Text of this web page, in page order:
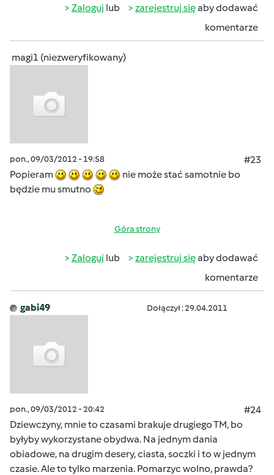
Zaloguj lub zarejestruj sięaby dodawać
komentarze
magi1 (niezweryfikowany)
pon., 09/03/2012 - 19:58
#23
Popieram
nie może stać samotnie bo
będzie mu smutno
Góra strony
Zaloguj lub zarejestruj sięaby dodawać
komentarze
gabi49 Dołączył : 29.04.2011
pon., 09/03/2012 - 20:42
#24
Dziewczyny, mnie to czasami brakuje drugiego TM, bo
byłyby wykorzystane obydwa. Na jednym dania
obiadowe, na drugim desery, ciasta, soczki i to w jednym
czasie. Ale to tylko marzenia. Pomarzyc wolno, prawda?